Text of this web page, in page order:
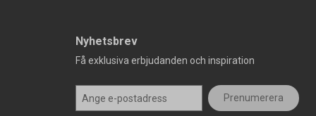
Nyhetsbrev
Få exklusiva erbjudanden och inspiration
Prenumerera